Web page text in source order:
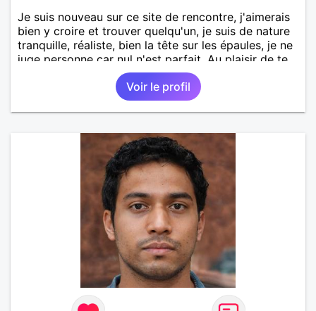
Je suis nouveau sur ce site de rencontre, j'aimerais
bien y croire et trouver quelqu'un, je suis de nature
tranquille, réaliste, bien la tête sur les épaules, je ne
juge personne car nul n'est parfait. Au plaisir de te
Voir le profil